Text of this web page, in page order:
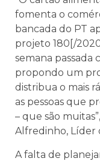
fomenta o
bancada do PT
projeto 180[/
semana passada
propondo um
distribua o mais
as pessoas que
– que são
Alfredinho, Líder
A falta de